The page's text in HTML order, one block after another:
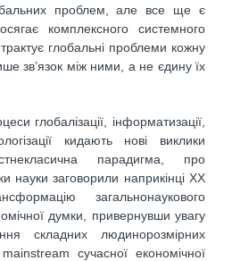
проблем, але все ще є
комплексного системного
глобальні проблеми кожну
зв’язок між ними, а не єдину їх
глобалізації, інформатизації,
кидають нові виклики
парадигма, про
науки заговорили наприкінці ХХ
загальнонаукового
думки, привернувши увагу
складних людинорозмірних
сучасної економічної